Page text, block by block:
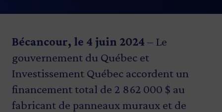
Bécancour, le 4 juin 2024 – Le
gouvernement du Québec et
Investissement Québec accordent un
financement total de 2 862 000 $ au
fabricant de panneaux muraux et de